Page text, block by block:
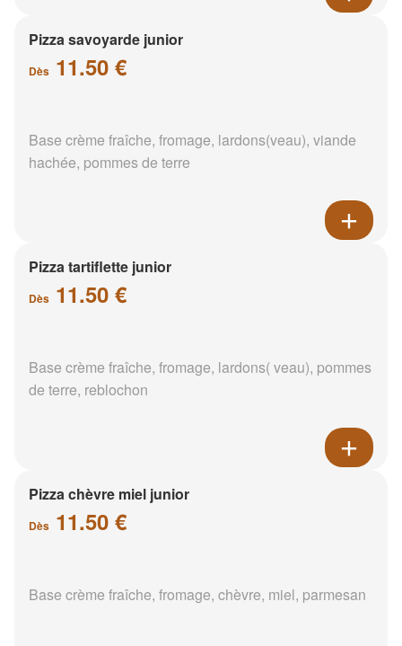
Pizza savoyarde junior
Dès 11.50 €
Base crème fraîche, fromage, lardons(veau), viande
hachée, pommes de terre
Pizza tartiflette junior
Dès 11.50 €
Base crème fraîche, fromage, lardons( veau), pommes
de terre, reblochon
Pizza chèvre miel junior
Dès 11.50 €
Base crème fraîche, fromage, chèvre, miel, parmesan